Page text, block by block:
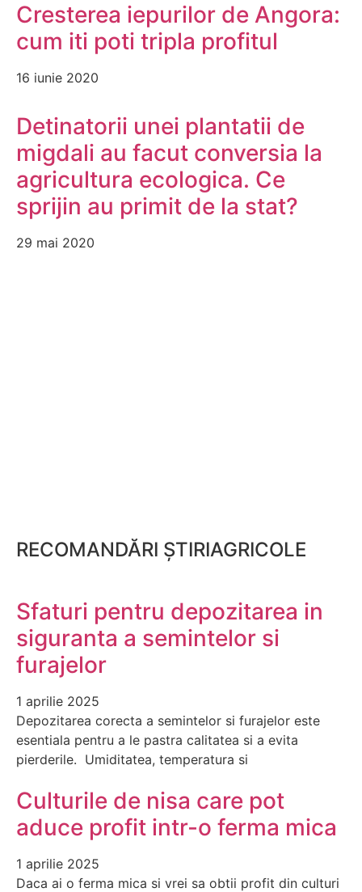
Cresterea iepurilor de Angora:
cum iti poti tripla profitul
16 iunie 2020
Detinatorii unei plantatii de
migdali au facut conversia la
agricultura ecologica. Ce
sprijin au primit de la stat?
29 mai 2020
RECOMANDĂRI ȘTIRIAGRICOLE
Sfaturi pentru depozitarea in
siguranta a semintelor si
furajelor
1 aprilie 2025
Depozitarea corecta a semintelor si furajelor este
esentiala pentru a le pastra calitatea si a evita
pierderile. Umiditatea, temperatura si
Culturile de nisa care pot
aduce profit intr-o ferma mica
1 aprilie 2025
Daca ai o ferma mica si vrei sa obtii profit din culturi